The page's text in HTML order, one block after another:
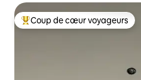
Coups de cœur voyageurs les
Coup de cœur voyageurs